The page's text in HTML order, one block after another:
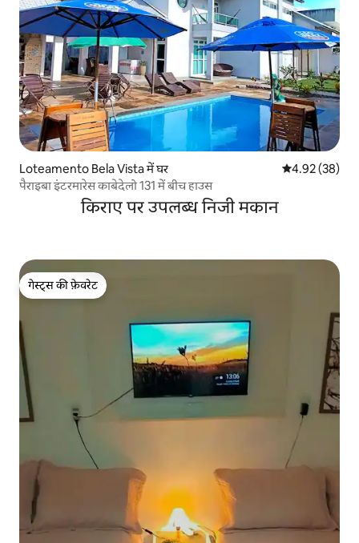
Loteamento Bela Vista में घर औसत रेटिंग 5 में
4.92 (38)
पैराइबा इंटरमारेस काबेदेलो 131 में बीच हाउस
किराए पर उपलब्ध निजी मकान
गेस्ट्स की फ़ेवरेट
गेस्ट्स की फ़ेवरेट